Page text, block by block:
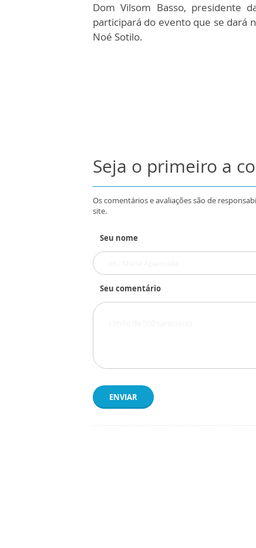
Dom Vilsom Basso, presidente
participará do evento que se dará
Noé Sotilo.
Seja o primeiro a
Os comentários e avaliações são de
site.
Seu nome
Seu comentário
ENVIAR